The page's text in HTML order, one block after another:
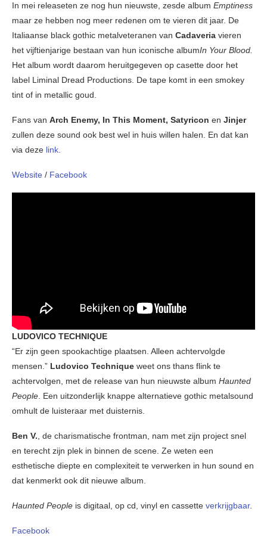
In mei releaseten ze nog hun nieuwste, zesde album Emptiness
maar ze hebben nog meer redenen om te vieren dit jaar. De
Italiaanse black gothic metalveteranen van Cadaveria vieren
het vijftienjarige bestaan van hun iconische albumIn Your Blood.
Het album wordt daarom heruitgegeven op casette door het
label Liminal Dread Productions. De tape komt in een smokey
tint of in metallic goud.
Fans van Arch Enemy, In This Moment, Satyricon en Jinjer
zullen deze sound ook best wel in huis willen halen. En dat kan
via deze link
Website / Facebook
LUDOVICO TECHNIQUE
“Er zijn geen spookachtige plaatsen. Alleen achtervolgde
mensen.” Ludovico Technique weet ons thans flink te
achtervolgen, met de release van hun nieuwste album Haunted
People. Een uitzonderlijk knappe alternatieve gothic metalsound
omhult de luisteraar met duisternis.
Ben V., de charismatische frontman, nam met zijn project snel
en terecht zijn plek in binnen de scene. Ze weten een
esthetische diepte en complexiteit te verwerken in hun sound en
dat kenmerkt ook dit nieuwe album.
Haunted People is digitaal, op cd, vinyl en cassette verkrijgbaar.
Facebook